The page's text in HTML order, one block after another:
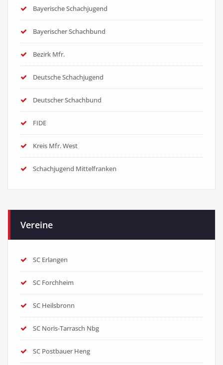
Bayerische Schachjugend
Bayerischer Schachbund
Bezirk Mfr.
Deutsche Schachjugend
Deutscher Schachbund
FIDE
Kreis Mfr. West
Schachjugend Mittelfranken
Vereine
SC Erlangen
SC Forchheim
SC Heilsbronn
SC Noris-Tarrasch Nbg
SC Postbauer Heng